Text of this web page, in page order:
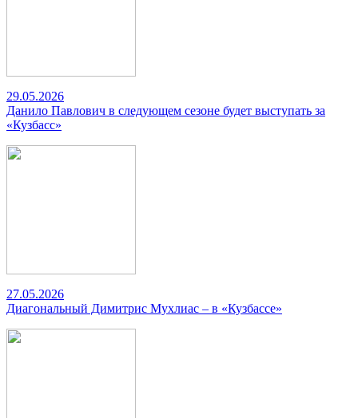
29.05.2026
Данило Павлович в следующем сезоне будет выступать за
«Кузбасс»
27.05.2026
Диагональный Димитрис Мухлиас – в «Кузбассе»